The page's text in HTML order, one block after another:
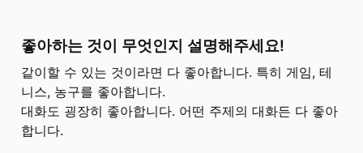
좋아하는 것이 무엇인지 설명해주세요!
같이할 수 있는 것이라면 다 좋아합니다. 특히 게임, 테
니스, 농구를 좋아합니다.
대화도 굉장히 좋아합니다. 어떤 주제의 대화든 다 좋아
합니다.